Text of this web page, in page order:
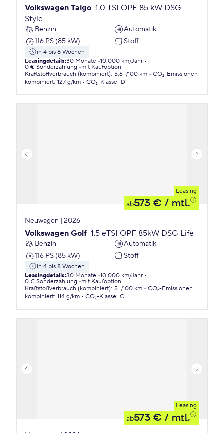
Volkswagen Taigo 1.0 TSI OPF 85 kW DSG
Style
Benzin
Automatik
116 PS (85 kW)
Stoff
in 4 bis 8 Wochen
Leasingdetails:30 Monate 10.000 km/Jahr
0 € Sonderzahlung
mit Kaufoption
Kraftstoffverbrauch (kombiniert): 5,6 l/100 km
CO₂-Emissionen
kombiniert: 127 g/km CO₂-Klasse: D
Leasing
ab573 € / mtl.
Neuwagen | 2026
Volkswagen Golf 1.5 eTSI OPF 85kW DSG Life
Benzin
Automatik
116 PS (85 kW)
Stoff
in 4 bis 8 Wochen
Leasingdetails:30 Monate 10.000 km/Jahr
0 € Sonderzahlung
mit Kaufoption
Kraftstoffverbrauch (kombiniert): 5 l/100 km
CO₂-Emissionen
kombiniert: 114 g/km CO₂-Klasse: C
Leasing
ab573 € / mtl.